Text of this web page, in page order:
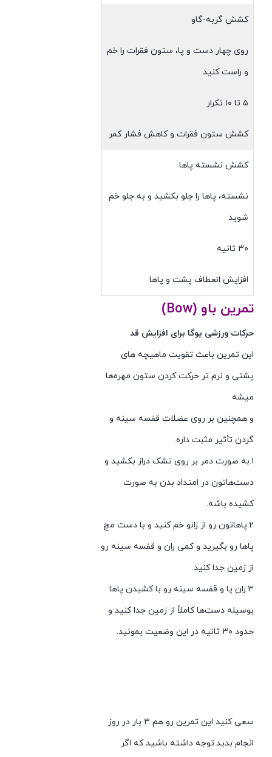
کشش گربه-گاو
روی چهار دست و پا، ستون فقرات را خم
و راست کنید
۵ تا ۱۰ تکرار
کشش ستون فقرات و کاهش فشار کمر
کشش نشسته پاها
نشسته، پاها را جلو بکشید و به جلو خم
شوید
۳۰ ثانیه
افزایش انعطاف پشت و پاها
تمرین باو (Bow)
حرکات ورزشی یوگا برای افزایش قد
این تمرین باعث تقویت ماهیچه های
پشتی و نرم تر حرکت کردن ستون مهره‌ها
میشه
و همچنین بر روی عضلات قفسه سینه و
گردن تأثیر مثبت داره.
۱.به صورت دمر بر روی تشک دراز بکشید و
دست‌هاتون در امتداد بدن به صورت
کشیده باشه.
۲.پاهاتون رو از زانو خم کنید و با دست مچ
پاها رو بگیرید و کمی ران و قفسه سینه رو
از زمین جدا کنید.
۳.ران پا و قفسه سینه رو با کشیدن پاها
بوسیله دست‌ها کاملاً از زمین جدا کنید و
حدود ۳۰ ثانیه در این وضعیت بمونید.
سعی کنید این تمرین رو هم ۳ بار در روز
انجام بدید.توجه داشته باشید که اگر